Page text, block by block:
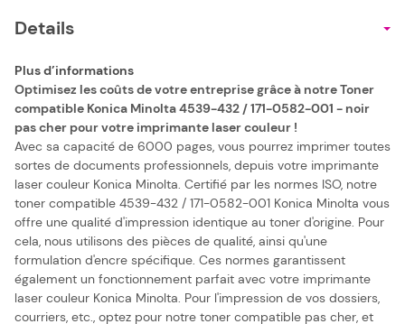
Details
Plus d’informations
Optimisez les coûts de votre entreprise grâce à notre Toner
compatible Konica Minolta 4539-432 / 171-0582-001 - noir
pas cher pour votre imprimante laser couleur !
Avec sa capacité de 6000 pages, vous pourrez imprimer toutes
sortes de documents professionnels, depuis votre imprimante
laser couleur Konica Minolta. Certifié par les normes ISO, notre
toner compatible 4539-432 / 171-0582-001 Konica Minolta vous
offre une qualité d'impression identique au toner d'origine. Pour
cela, nous utilisons des pièces de qualité, ainsi qu'une
formulation d'encre spécifique. Ces normes garantissent
également un fonctionnement parfait avec votre imprimante
laser couleur Konica Minolta. Pour l'impression de vos dossiers,
courriers, etc., optez pour notre toner compatible pas cher, et